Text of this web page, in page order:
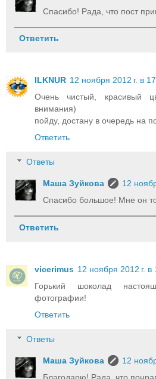
Спасибо! Рада, что пост
Ответить
ILKNUR 12 ноября 2012 г. в
Очень чистый, красивый
внимания)
пойду, достану в очередь на
Ответить
Ответы
Маша Зуйкова
12
Спасибо большое! Мне он
Ответить
vicerimus 12 ноября 2012 г. в
Горький шоколад
фотографии!
Ответить
Ответы
Маша Зуйкова
12